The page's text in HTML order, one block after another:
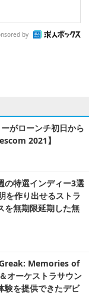
by
がローンチ初日から
2021】
の特選インディー3選
を作り出せるストラ
を無期限延期した無
Greak: Memories of
オーケストラサウン
験を提供できたデビ